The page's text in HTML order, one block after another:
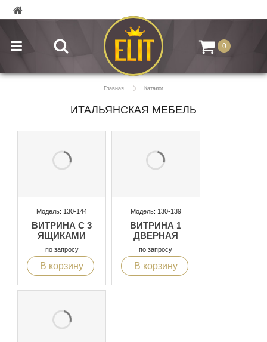
0
Главная Каталог
ИТАЛЬЯНСКАЯ МЕБЕЛЬ
Модель: 130-144
ВИТРИНА С 3
ЯЩИКАМИ
по запросу
В корзину
Модель: 130-139
ВИТРИНА 1
ДВЕРНАЯ
по запросу
В корзину